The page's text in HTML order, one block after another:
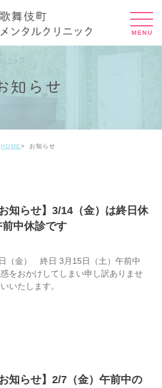
知らせ
HOME お知らせ
知らせ】3/14（金）は終日休
中休診です
（金） 終日 3月15日（土）午前中
をおかけしてしまい申し訳ありませ
いたします。
知らせ】2/7（金）午前中の